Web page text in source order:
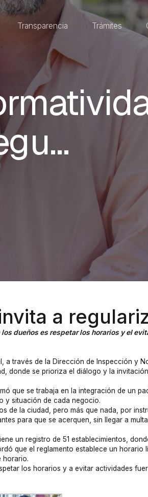
Transparencia Trámites
a
dueños es respetar los horarios y el
a través de la Dirección de Inspección y
donde se prioriza el diálogo y la
que se trabaja en la integración de un
y situación de cada negocio.
de la ciudad, pero más que nada, por
para que se acerquen, sin llegar a
un registro de 51 establecimientos,
que el reglamento establece un horario
horario.
los horarios y a evitar actividades